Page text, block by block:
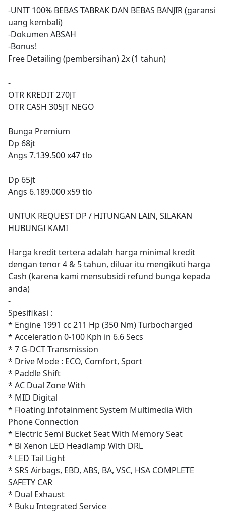
-UNIT 100% BEBAS TABRAK DAN BEBAS BANJIR (garansi
uang kembali)
-Dokumen ABSAH
-Bonus!
Free Detailing (pembersihan) 2x (1 tahun)
-
OTR KREDIT 270JT
OTR CASH 305JT NEGO
Bunga Premium
Dp 68jt
Angs 7.139.500 x47 tlo
Dp 65jt
Angs 6.189.000 x59 tlo
UNTUK REQUEST DP / HITUNGAN LAIN, SILAKAN
HUBUNGI KAMI
Harga kredit tertera adalah harga minimal kredit
dengan tenor 4 & 5 tahun, diluar itu mengikuti harga
Cash (karena kami mensubsidi refund bunga kepada
anda)
-
Spesifikasi :
* Engine 1991 cc 211 Hp (350 Nm) Turbocharged
* Acceleration 0-100 Kph in 6.6 Secs
* 7 G-DCT Transmission
* Drive Mode : ECO, Comfort, Sport
* Paddle Shift
* AC Dual Zone With
* MID Digital
* Floating Infotainment System Multimedia With
Phone Connection
* Electric Semi Bucket Seat With Memory Seat
* Bi Xenon LED Headlamp With DRL
* LED Tail Light
* SRS Airbags, EBD, ABS, BA, VSC, HSA COMPLETE
SAFETY CAR
* Dual Exhaust
* Buku Integrated Service